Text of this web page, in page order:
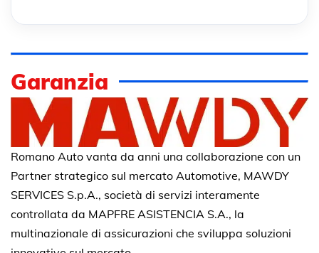
Garanzia
Romano Auto vanta da anni una collaborazione con un
Partner strategico sul mercato Automotive, MAWDY
SERVICES S.p.A., società di servizi interamente
controllata da MAPFRE ASISTENCIA S.A., la
multinazionale di assicurazioni che sviluppa soluzioni